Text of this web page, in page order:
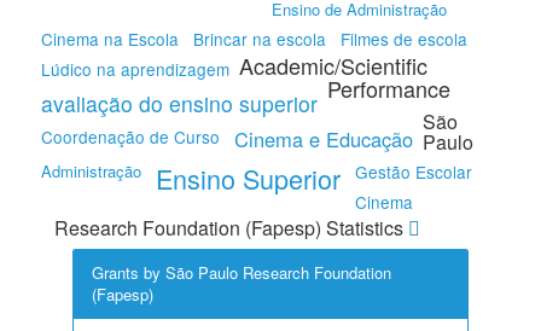
Ensino de Administração
Cinema na Escola Brincar na escola
Filmes de escola
Lúdico na aprendizagem
avaliação do ensino superior
Coordenação de Curso Cinema e Educação
Administração Ensino Superior Gestão Escolar
Cinema
Academic/Scientific
Performance
São
Paulo
Research Foundation (Fapesp) Statistics
Grants by São Paulo Research Foundation
(Fapesp)